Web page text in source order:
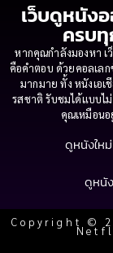
เว็บดูหนัง
ครบทุ
หากคุณกำลังมองหา เ
คือคำตอบ ด้วยคอลเล
มากมาย ทั้ง หนังเอ
รสชาติ รับชมได้แบบไ
คุณเหมือนอ
ดูหนังให
ดูหนั
Copyright ©